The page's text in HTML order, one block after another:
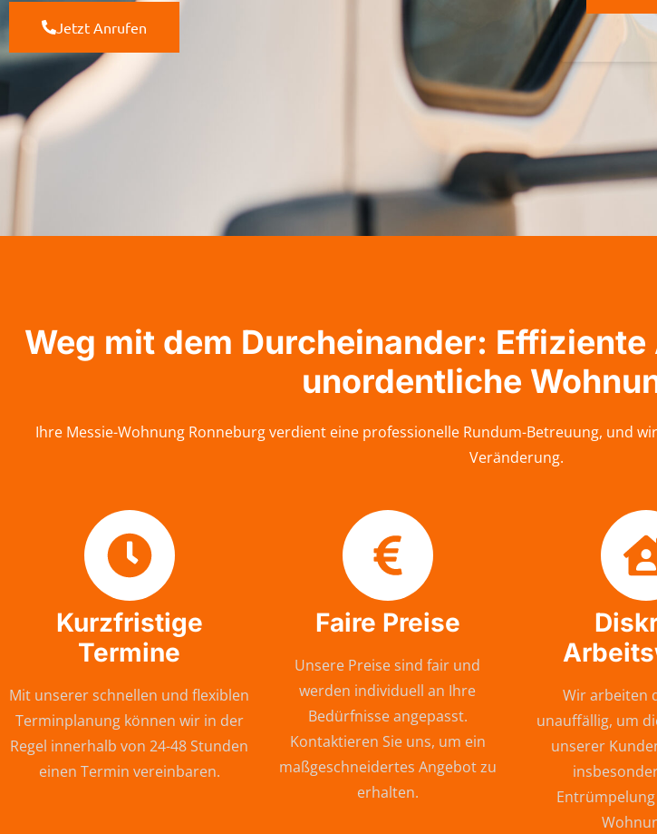
Jetzt Anrufen
Weg mit dem Durcheinander:
unordentliche
Ihre Messie-Wohnung Ronneburg verdient eine professionelle Rundum-Betreuung, und
Veränderung.
Kurzfristige
Termine
Mit unserer schnellen und flexiblen
Terminplanung können wir in der
Regel innerhalb von 24-48 Stunden
einen Termin vereinbaren.
Faire Preise
Unsere Preise sind fair und
werden individuell an Ihre
Bedürfnisse angepasst.
Kontaktieren Sie uns, um ein
maßgeschneidertes Angebot zu
erhalten.
Wir arbeiten
unauffällig, um
unserer